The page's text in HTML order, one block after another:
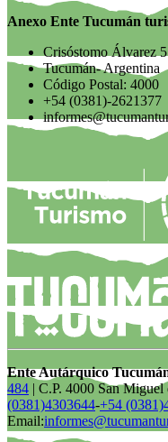
Anexo Ente Tucumán
Crisóstomo Álvarez
Tucumán- Argentina
Código Postal: 4000
+54 (0381)-2621377
Ente Autárquico
484 | C.P. 4000 San
(0381)4303644-+54
Email: